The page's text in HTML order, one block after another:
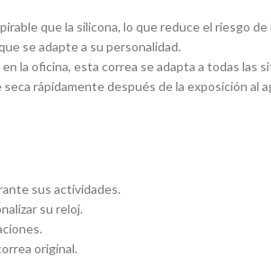
que la silicona, lo que reduce el riesgo
se adapte a su personalidad.
la oficina, esta correa se adapta a todas las
rápidamente después de la exposición al
sus actividades.
su reloj.
original.